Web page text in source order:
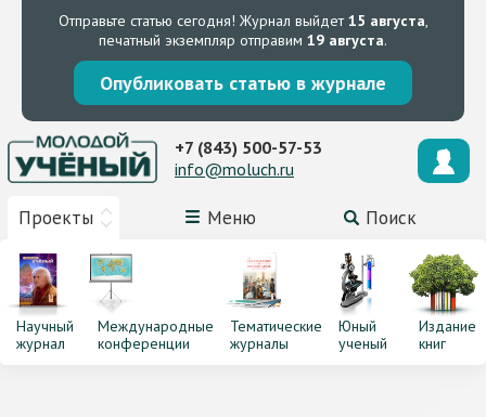
Отправьте статью сегодня! Журнал выйдет15 августа,
печатный экземпляр отправим 19 августа.
Опубликовать статью в журнале
Проекты Меню Поиск
+7 (843) 500-57-53
info@moluch.ru
Научный
журнал
Международные
конференции
Тематические
журналы
Юный
ученый
Издание
книг